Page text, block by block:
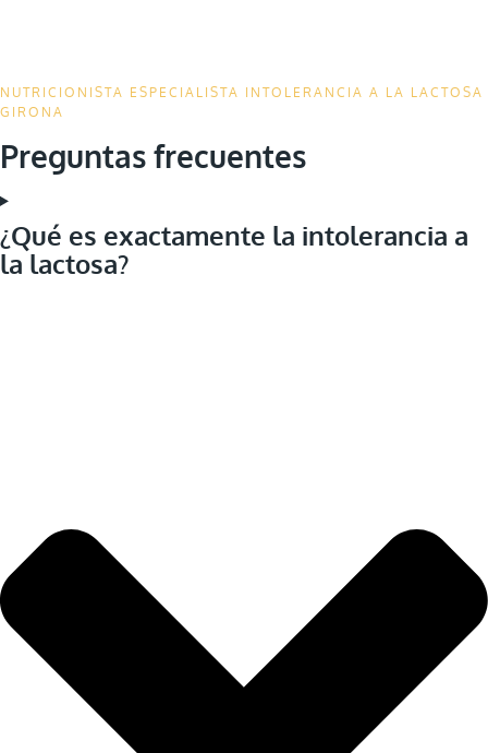
NUTRICIONISTA ESPECIALISTA INTOLERANCIA A LA LACTOSA
GIRONA
Preguntas frecuentes
¿Qué es exactamente la intolerancia a
la lactosa?